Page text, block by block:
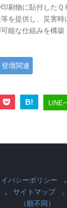
印刷物に貼付した
を提供し、災害時
能な仕組みを構築
登壇関連
B! LINE
バシーポリシー
サイトマップ
（順不同）